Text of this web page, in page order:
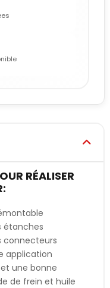
RÉALISER
étanches
connecteurs
application
une bonne
de frein et huile